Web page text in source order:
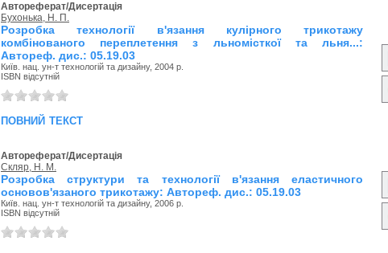
Автореферат/Дисертація
Бухонька, Н. П.
Розробка технології в'язання кулірного трикотажу
комбінованого переплетення з льномісткої та льня...:
Автореф. дис.: 05.19.03
Київ. нац. ун-т технологій та дизайну, 2004 р.
ISBN відсутній
повний текст
Автореферат/Дисертація
Скляр, Н. М.
Розробка структури та технології в'язання еластичного
основов'язаного трикотажу: Автореф. дис.: 05.19.03
Київ. нац. ун-т технологій та дизайну, 2006 р.
ISBN відсутній